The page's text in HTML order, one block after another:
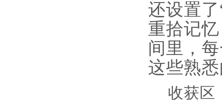
还设置
重拾记
间里，
这些熟
收获区